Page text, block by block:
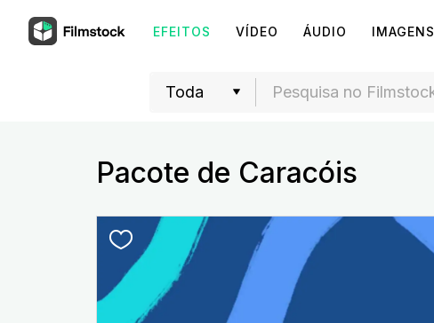
EFEITOS VÍDEO ÁUDIO IMAGENS
Pacote de Caracóis